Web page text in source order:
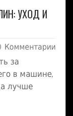
УХОД И
Комментарии
за
в машине,
лучше